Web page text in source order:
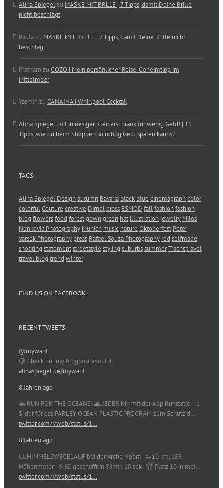
Alina Spiegelzu MASKE MIT BRLLE | 7 Tipps, damit Deine Brille
nicht beschlägt
Paulazu MASKE MIT BRLLE | 7 Tipps, damit Deine Brille nicht
beschlägt
Pratham zu GOZO | Mein persönlicher Reise-Geheimtipp im
Mittelmeer
Yasmin zu CANAINA | Whirlpool Cocktail
Alina Spiegelzu Ein riesiger Kleiderschrank für wenig Geld! | 11
Tipps, wie du beim Shoppen so richtig Geld sparen kannst.
TAGS
Alina Spiegel Designautumn Bavaria black blue cinemagraphcolor
colorfulCouture creative Dirndldress ESMOD fallfashionfashion
blog flowersfood forestgowngreen hat illustration jewelry Milos
Nenkovic Photography Munich music nature Oktoberfest Peter
Varsek Photography press Rafael Souza Photography red selfmade
shooting statementstreetstyle styling suburbssummerTrachttravel
travel blog trend winter
FIND US ON FACEBOOK
RECENT TWEETS
@mywalit
😘 Check out my blogpost about it:
alinaspiegel.de/mywalit
8 Jahren ago
🐳 RUN FOR THE OCEANS! 🌊 JEDER KM mit der App Runtastic = 1
$, der für das PARLEY OCEAN PLASTIC PROGRAM zum Schutz d…
twitter.com/i/web/status/1…
8 Jahren ago
🏃‍♀️HIMMELSWEGELAUF bei der Arche Nebra - 👟10 km, 159
Höhenmeter - 💪🏻 geschafft in 58min 10 sek - 🏆 Platz 10 in mei…
twitter.com/i/web/status/1…